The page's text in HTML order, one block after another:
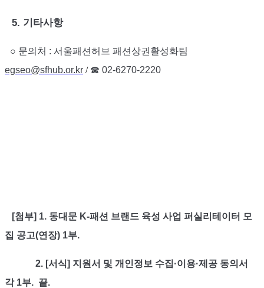
5. 기타사항
○ 문의처 : 서울패션허브 패션상권활성화팀
egseo@sfhub.or.kr /☎ 02-6270-2220
[첨부] 1. 동대문 K-패션 브랜드 육성 사업 퍼실리테이터 모
집 공고(연장) 1부.
2. [서식] 지원서 및 개인정보 수집·이용·제공 동의서
각 1부. 끝.